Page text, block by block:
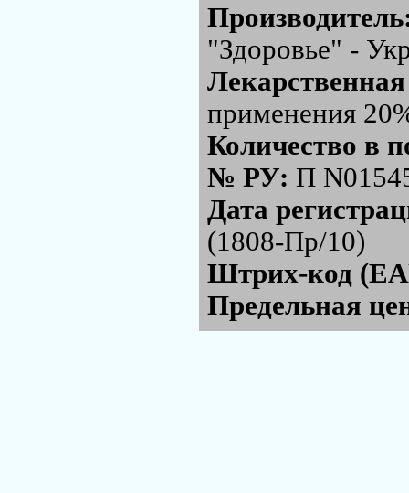
"Здоровье" -
применения
Количество в
№ РУ: П
Дата
(1808-Пр/10)
Штрих-код
Предельная